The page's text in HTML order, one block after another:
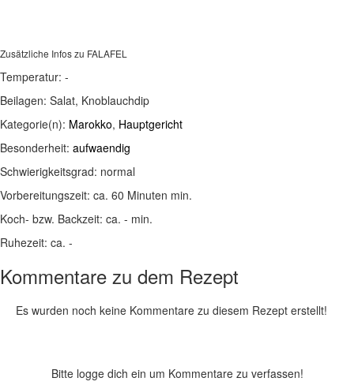
Zusätzliche Infos zu FALAFEL
Temperatur: -
Beilagen: Salat, Knoblauchdip
Kategorie(n): Marokko, Hauptgericht
Besonderheit: aufwaendig
Schwierigkeitsgrad: normal
Vorbereitungszeit: ca. 60 Minuten min.
Koch- bzw. Backzeit: ca. - min.
Ruhezeit: ca. -
Kommentare zu dem Rezept
Es wurden noch keine Kommentare zu diesem Rezept erstellt!
Bitte logge dich ein um Kommentare zu verfassen!